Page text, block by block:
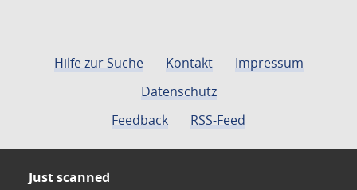
Hilfe zur Suche Kontakt
Impressum
Datenschutz
Feedback
RSS-Feed
Just scanned